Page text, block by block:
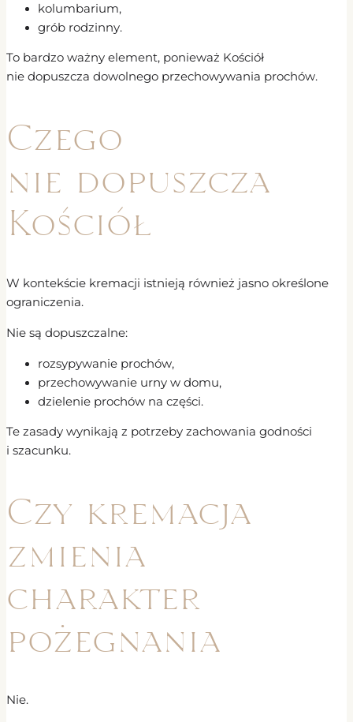
kolumbarium,
grób rodzinny.
To bardzo ważny element, ponieważ Kościół
nie dopuszcza dowolnego przechowywania prochów.
Czego
nie dopuszcza
Kościół
W kontekście kremacji istnieją również jasno określone
ograniczenia.
Nie są dopuszczalne:
rozsypywanie prochów,
przechowywanie urny w domu,
dzielenie prochów na części.
Te zasady wynikają z potrzeby zachowania godności
i szacunku.
Czy kremacja
zmienia
charakter
pożegnania
Nie.